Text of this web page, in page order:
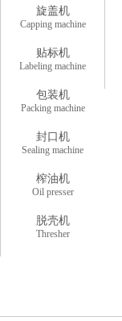
旋盖机
Capping machine
贴标机
Labeling machine
包装机
Packing machine
封口机
Sealing machine
榨油机
Oil presser
脱壳机
Thresher